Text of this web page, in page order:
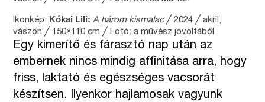
Ikonkép: Kókai Lili:A három kismalac╱ 2024 ╱ akril,
vászon ╱ 150×110 cm ╱ Fotó: a művész jóvoltából
Egy kimerítő és fárasztó nap után az
embernek nincs mindig affinitása arra, hogy
friss, laktató és egészséges vacsorát
készítsen. Ilyenkor hajlamosak vagyunk